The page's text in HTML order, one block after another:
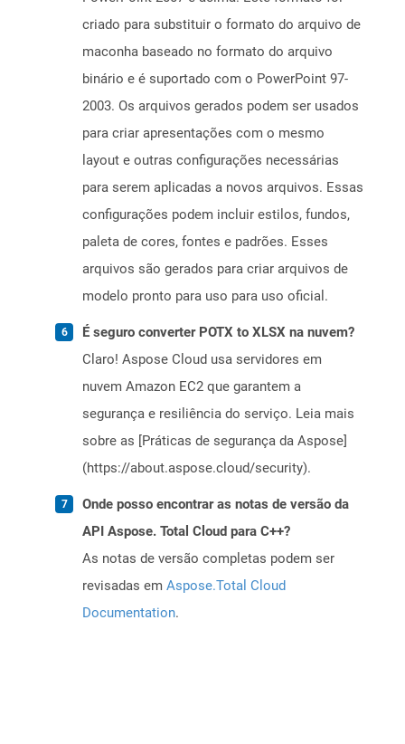
criado para substituir o formato do arquivo de
maconha baseado no formato do arquivo
binário e é suportado com o PowerPoint 97-
2003. Os arquivos gerados podem ser usados ​​
para criar apresentações com o mesmo
layout e outras configurações necessárias
para serem aplicadas a novos arquivos. Essas
configurações podem incluir estilos, fundos,
paleta de cores, fontes e padrões. Esses
arquivos são gerados para criar arquivos de
modelo pronto para uso para uso oficial.
É seguro converter POTX to XLSX na nuvem?
Claro! Aspose Cloud usa servidores em
nuvem Amazon EC2 que garantem a
segurança e resiliência do serviço. Leia mais
sobre as [Práticas de segurança da Aspose]
(https://about.aspose.cloud/security).
Onde posso encontrar as notas de versão da
API Aspose. Total Cloud para C++?
As notas de versão completas podem ser
revisadas em Aspose.Total Cloud
Documentation.